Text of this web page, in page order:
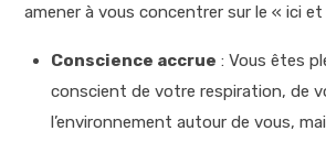
amener à vous concentrer sur le « ici
Conscience accrue : Vous êtes
conscient de votre respiration, de
l’environnement autour de vous,